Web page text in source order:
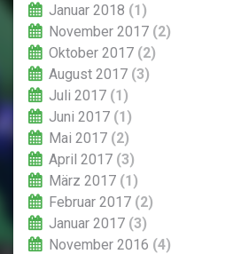
Januar 2018 (1)
November 2017 (2)
Oktober 2017 (2)
August 2017 (3)
Juli 2017 (1)
Juni 2017 (1)
Mai 2017 (2)
April 2017 (3)
März 2017 (1)
Februar 2017 (2)
Januar 2017 (3)
November 2016 (4)